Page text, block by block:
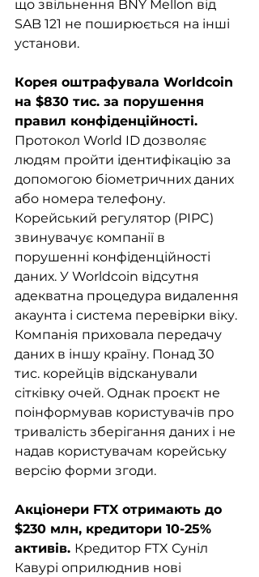
що звільнення BNY Mellon від
SAB 121 не поширюється на інші
установи.
Корея оштрафувала Worldcoin
на $830 тис. за порушення
правил конфіденційності.
Протокол World ID дозволяє
людям пройти ідентифікацію за
допомогою біометричних даних
або номера телефону.
Корейський регулятор (PIPC)
звинувачує компанії в
порушенні конфіденційності
даних. У Worldcoin відсутня
адекватна процедура видалення
акаунта і система перевірки віку.
Компанія приховала передачу
даних в іншу країну. Понад 30
тис. корейців відсканували
сітківку очей. Однак проєкт не
поінформував користувачів про
тривалість зберігання даних і не
надав користувачам корейську
версію форми згоди.
Акціонери FTX отримають до
$230 млн, кредитори 10-25%
активів. Кредитор FTX Суніл
Кавурі оприлюднив нові